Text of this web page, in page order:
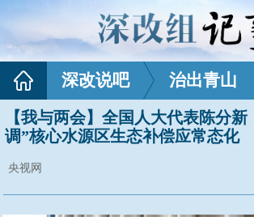
深改说吧 治出青山
【我与两会】全国人大代表陈分新
调”核心水源区生态补偿应常态化
央视网